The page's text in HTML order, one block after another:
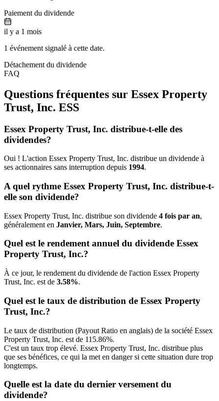
Paiement du dividende
il y a 1 mois
1 événement signalé à cette date.
Détachement du dividende
FAQ
Questions fréquentes sur Essex Property
Trust, Inc. ESS
Essex Property Trust, Inc. distribue-t-elle des
dividendes?
Oui ! L'action Essex Property Trust, Inc. distribue un dividende à
ses actionnaires sans interruption depuis 1994.
A quel rythme Essex Property Trust, Inc. distribue-t-
elle son dividende?
Essex Property Trust, Inc. distribue son dividende 4 fois par an,
généralement en Janvier, Mars, Juin, Septembre.
Quel est le rendement annuel du dividende Essex
Property Trust, Inc.?
À ce jour, le rendement du dividende de l'action Essex Property
Trust, Inc. est de 3.58%.
Quel est le taux de distribution de Essex Property
Trust, Inc.?
Le taux de distribution (Payout Ratio en anglais) de la société Essex
Property Trust, Inc. est de 115.86%.
C'est un taux trop élevé. Essex Property Trust, Inc. distribue plus
que ses bénéfices, ce qui la met en danger si cette situation dure trop
longtemps.
Quelle est la date du dernier versement du
dividende?